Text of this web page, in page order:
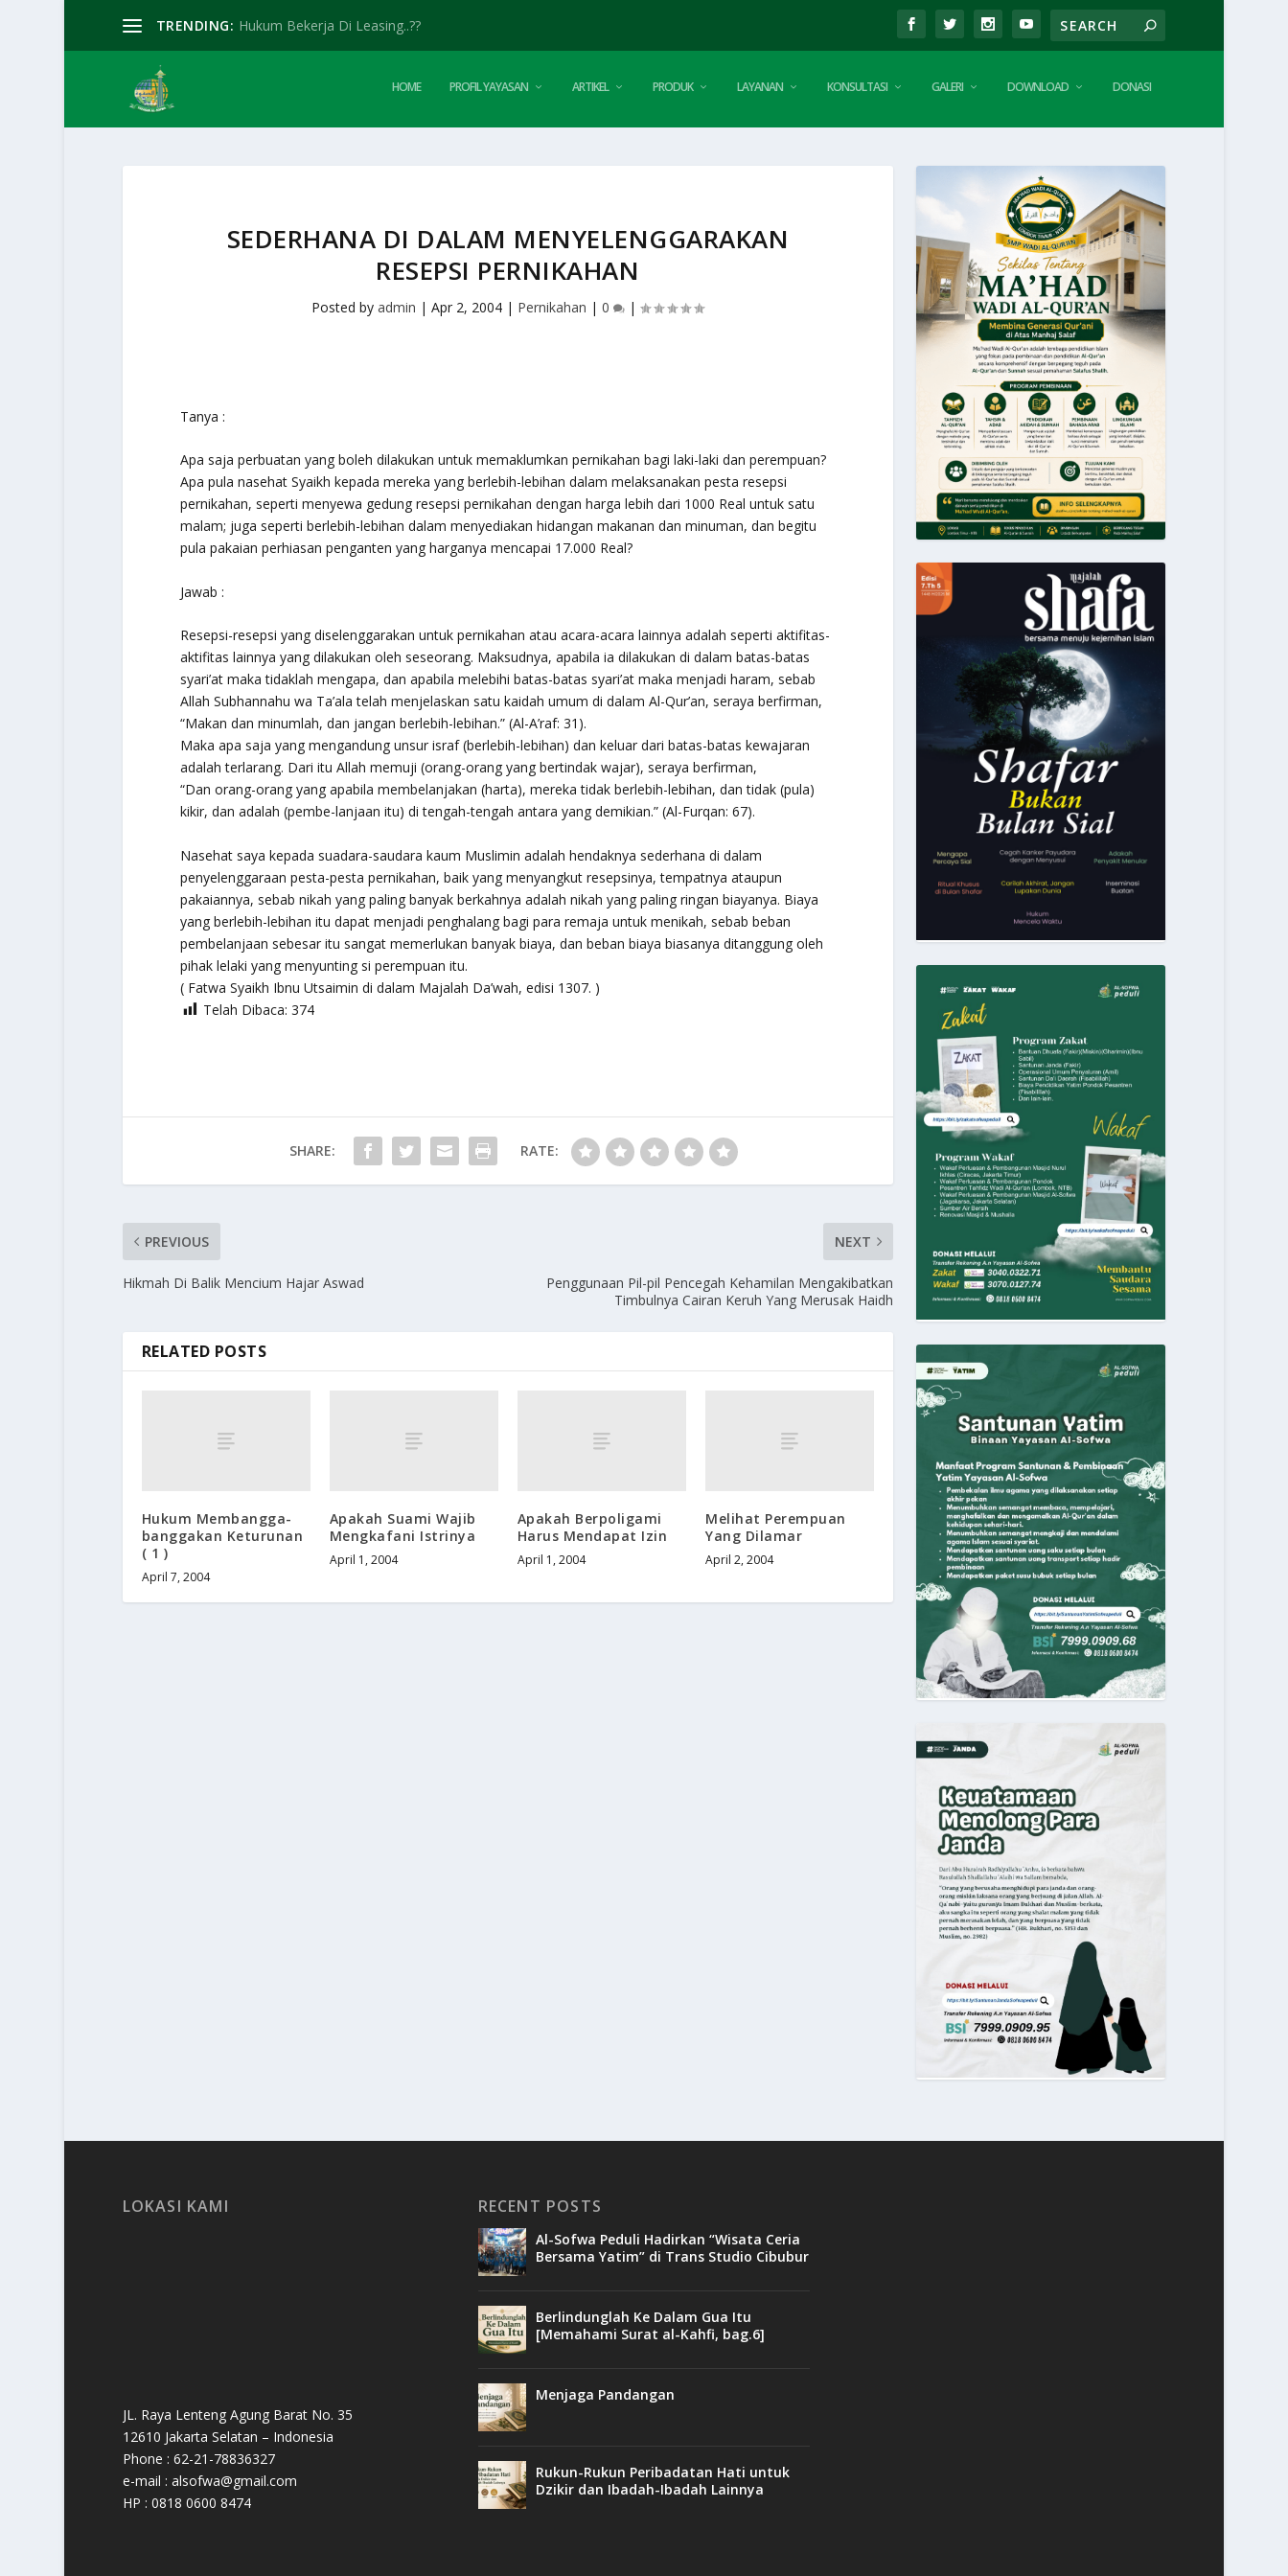
TRENDING: Hukum Bekerja Di Leasing..??
HOME PROFIL YAYASAN ARTIKEL PRODUK LAYANAN KONSULTASI GALERI DOWNLOAD DONASI
SEDERHANA DI DALAM MENYELENGGARAKAN
RESEPSI PERNIKAHAN
Posted byadmin |Apr 2, 2004 | Pernikahan |0 |
Tanya :
Apa saja perbuatan yang boleh dilakukan untuk memaklumkan pernikahan bagi laki-laki dan perempuan?
Apa pula nasehat Syaikh kepada mereka yang berlebih-lebihan dalam melaksanakan pesta resepsi
pernikahan, seperti menyewa gedung resepsi pernikahan dengan harga lebih dari 1000 Real untuk satu
malam; juga seperti berlebih-lebihan dalam menyediakan hidangan makanan dan minuman, dan begitu
pula pakaian perhiasan penganten yang harganya mencapai 17.000 Real?
Jawab :
Resepsi-resepsi yang diselenggarakan untuk pernikahan atau acara-acara lainnya adalah seperti aktifitas-
aktifitas lainnya yang dilakukan oleh seseorang. Maksudnya, apabila ia dilakukan di dalam batas-batas
syari’at maka tidaklah mengapa, dan apabila melebihi batas-batas syari’at maka menjadi haram, sebab
Allah Subhannahu wa Ta’ala telah menjelaskan satu kaidah umum di dalam Al-Qur’an, seraya berfirman,
“Makan dan minumlah, dan jangan berlebih-lebihan.” (Al-A’raf: 31).
Maka apa saja yang mengandung unsur israf (berlebih-lebihan) dan keluar dari batas-batas kewajaran
adalah terlarang. Dari itu Allah memuji (orang-orang yang bertindak wajar), seraya berfirman,
“Dan orang-orang yang apabila membelanjakan (harta), mereka tidak berlebih-lebihan, dan tidak (pula)
kikir, dan adalah (pembe-lanjaan itu) di tengah-tengah antara yang demikian.” (Al-Furqan: 67).
Nasehat saya kepada suadara-saudara kaum Muslimin adalah hendaknya sederhana di dalam
penyelenggaraan pesta-pesta pernikahan, baik yang menyangkut resepsinya, tempatnya ataupun
pakaiannya, sebab nikah yang paling banyak berkahnya adalah nikah yang paling ringan biayanya. Biaya
yang berlebih-lebihan itu dapat menjadi penghalang bagi para remaja untuk menikah, sebab beban
pembelanjaan sebesar itu sangat memerlukan banyak biaya, dan beban biaya biasanya ditanggung oleh
pihak lelaki yang menyunting si perempuan itu.
( Fatwa Syaikh Ibnu Utsaimin di dalam Majalah Da’wah, edisi 1307. )
Telah Dibaca: 374
SHARE: RATE:
PREVIOUS
Hikmah Di Balik Mencium Hajar Aswad
NEXT
Penggunaan Pil-pil Pencegah Kehamilan Mengakibatkan
Timbulnya Cairan Keruh Yang Merusak Haidh
RELATED POSTS
Hukum Membangga-
banggakan Keturunan
( 1 )
April 7, 2004
Apakah Suami Wajib
Mengkafani Istrinya
April 1, 2004
Apakah Berpoligami
Harus Mendapat Izin
April 1, 2004
Melihat Perempuan
Yang Dilamar
April 2, 2004
LOKASI KAMI
JL. Raya Lenteng Agung Barat No. 35
12610 Jakarta Selatan – Indonesia
Phone : 62-21-78836327
e-mail : alsofwa@gmail.com
HP : 0818 0600 8474
RECENT POSTS
Al-Sofwa Peduli Hadirkan “Wisata Ceria
Bersama Yatim” di Trans Studio Cibubur
Berlindunglah Ke Dalam Gua Itu
[Memahami Surat al-Kahfi, bag.6]
Menjaga Pandangan
Rukun-Rukun Peribadatan Hati untuk
Dzikir dan Ibadah-Ibadah Lainnya